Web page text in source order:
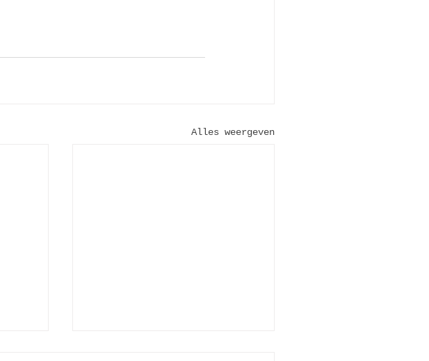
Alles weergeven